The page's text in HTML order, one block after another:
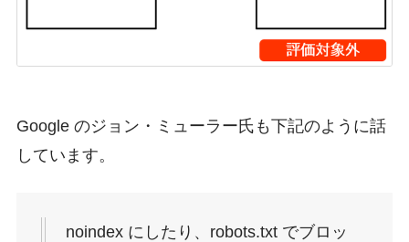
Google のジョン・ミューラー氏も下記のように話
しています。
noindex にしたり、robots.txt でブロッ